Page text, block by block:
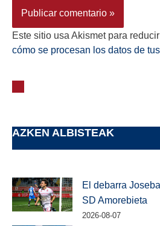
Este sitio usa Akismet para
cómo se procesan los datos de
AZKEN ALBISTEAK
El debarra
SD Amorebieta
2026-08-07